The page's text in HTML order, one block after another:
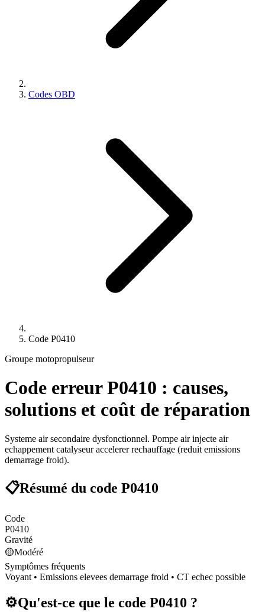
Codes OBD
Code P0410
Groupe motopropulseur
Code erreurP0410 : causes,
solutions et coût de réparation
Systeme air secondaire dysfonctionnel. Pompe air injecte air
echappement catalyseur accelerer rechauffage (reduit emissions
demarrage froid).
📋Résumé du code P0410
Code
P0410
Gravité
🟡Modéré
Symptômes fréquents
Voyant • Emissions elevees demarrage froid • CT echec possible
⚙️Qu'est-ce que le code P0410 ?